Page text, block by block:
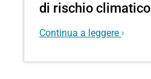
di rischio climatico
Continua a leggere